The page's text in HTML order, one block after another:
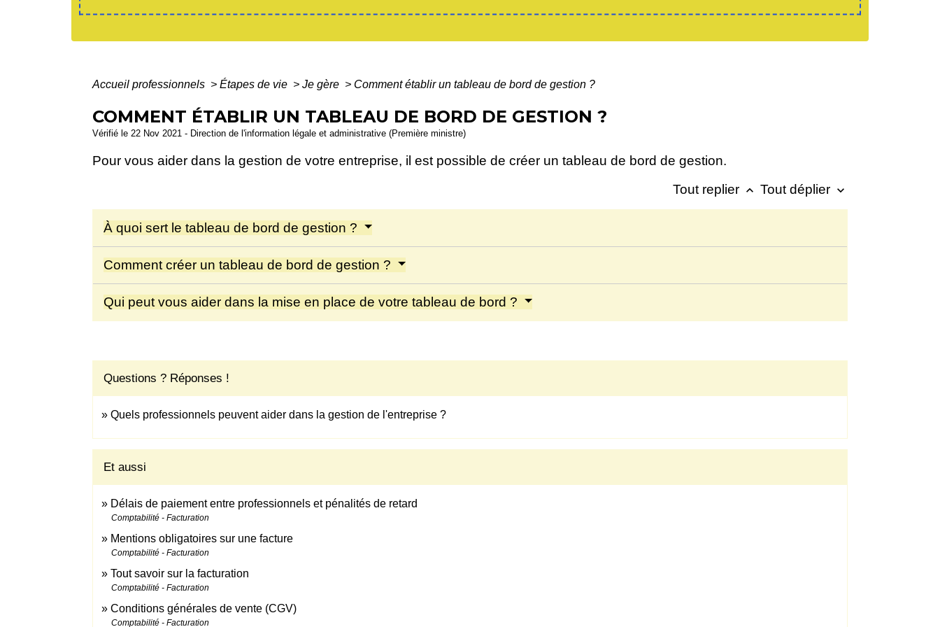
Accueil professionnels > Étapes de vie > Je gère > Comment établir un tableau de bord de gestion ?
COMMENT ÉTABLIR UN TABLEAU DE BORD DE GESTION ?
Vérifié le 22 Nov 2021 - Direction de l'information légale et administrative (Première ministre)
Pour vous aider dans la gestion de votre entreprise, il est possible de créer un tableau de bord de gestion.
Tout replier keyboard_arrow_up Tout déplier keyboard_arrow_down
À quoi sert le tableau de bord de gestion ?
Comment créer un tableau de bord de gestion ?
Qui peut vous aider dans la mise en place de votre tableau de bord ?
Questions ? Réponses !
Quels professionnels peuvent aider dans la gestion de l'entreprise ?
Et aussi
Délais de paiement entre professionnels et pénalités de retard
Comptabilité - Facturation
Mentions obligatoires sur une facture
Comptabilité - Facturation
Tout savoir sur la facturation
Comptabilité - Facturation
Conditions générales de vente (CGV)
Comptabilité - Facturation